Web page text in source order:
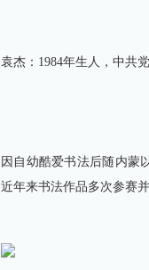
袁杰：1984年生人，中共
因自幼酷爱书法后随内蒙
近年来书法作品多次参赛